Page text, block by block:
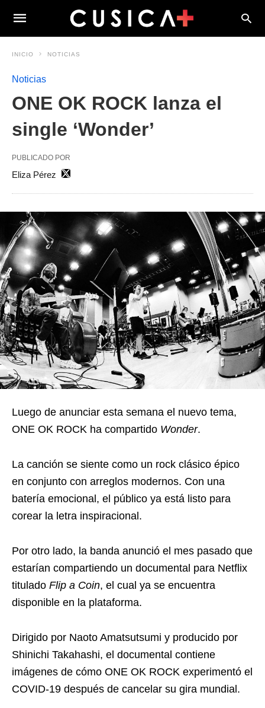
INICIO NOTICIAS
Noticias
ONE OK ROCK lanza el
single ‘Wonder’
PUBLICADO POR
Eliza Pérez
Luego de anunciar esta semana el nuevo tema,
ONE OK ROCK ha compartido Wonder.
La canción se siente como un rock clásico épico
en conjunto con arreglos modernos. Con una
batería emocional, el público ya está listo para
corear la letra inspiracional.
Por otro lado, la banda anunció el mes pasado que
estarían compartiendo un documental para Netflix
titulado Flip a Coin, el cual ya se encuentra
disponible en la plataforma.
Dirigido por Naoto Amatsutsumi y producido por
Shinichi Takahashi, el documental contiene
imágenes de cómo ONE OK ROCK experimentó el
COVID-19 después de cancelar su gira mundial.